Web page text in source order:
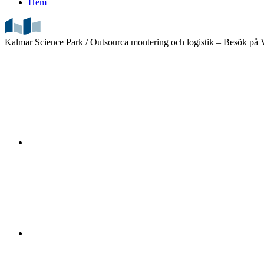
Kalmar Science Park /Outsourca montering och logistik – Besök